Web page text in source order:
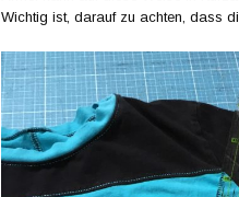
Wichtig ist, darauf zu achten, dass